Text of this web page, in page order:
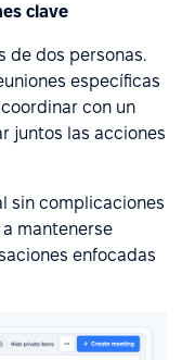
clave
de dos personas.
específicas
con un
juntos las acciones
sin complicaciones
mantenerse
enfocadas